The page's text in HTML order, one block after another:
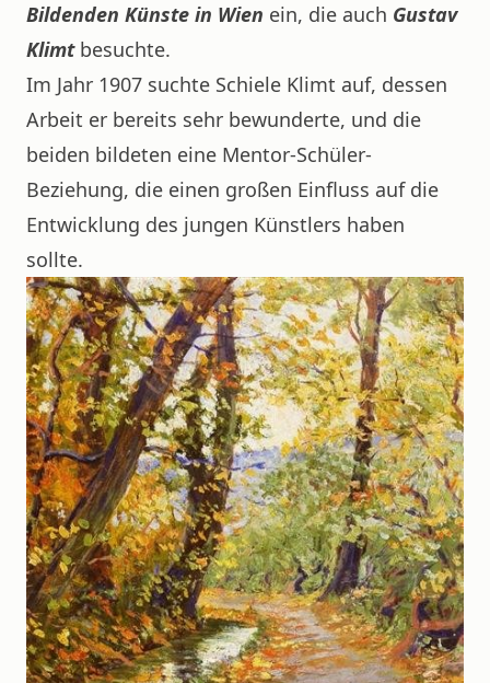
Bildenden Künste in Wien ein, die auch Gustav
Klimt besuchte.
Im Jahr 1907 suchte Schiele Klimt auf, dessen
Arbeit er bereits sehr bewunderte, und die
beiden bildeten eine Mentor-Schüler-
Beziehung, die einen großen Einfluss auf die
Entwicklung des jungen Künstlers haben
sollte.